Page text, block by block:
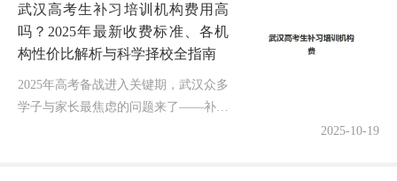
你...
武汉高考生补习培训机构费用高
吗？2025年最新收费标准、各机
构性价比解析与科学择校全指南
2025年高考备战进入关键期，武汉众多
学子与家长最焦虑的问题来了——补习
2025-10-19